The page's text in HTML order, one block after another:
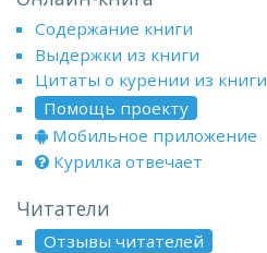
Содержание книги
Выдержки из книги
Цитаты о курении из книги
Помощь проекту
Мобильное приложение
Курилка отвечает
Читатели
Отзывы читателей